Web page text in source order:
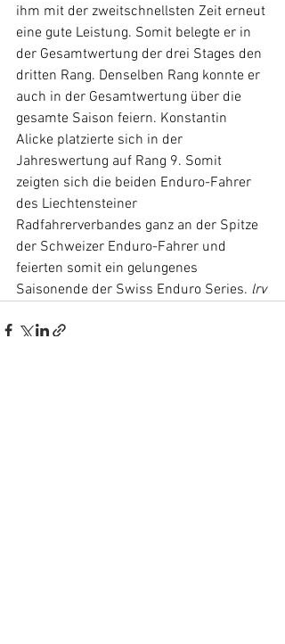
ihm mit der zweitschnellsten Zeit erneut
eine gute Leistung. Somit belegte er in
der Gesamtwertung der drei Stages den
dritten Rang. Denselben Rang konnte er
auch in der Gesamtwertung über die
gesamte Saison feiern. Konstantin
Alicke platzierte sich in der
Jahreswertung auf Rang 9. Somit
zeigten sich die beiden Enduro-Fahrer
des Liechtensteiner
Radfahrerverbandes ganz an der Spitze
der Schweizer Enduro-Fahrer und
feierten somit ein gelungenes
Saisonende der Swiss Enduro Series. lrv